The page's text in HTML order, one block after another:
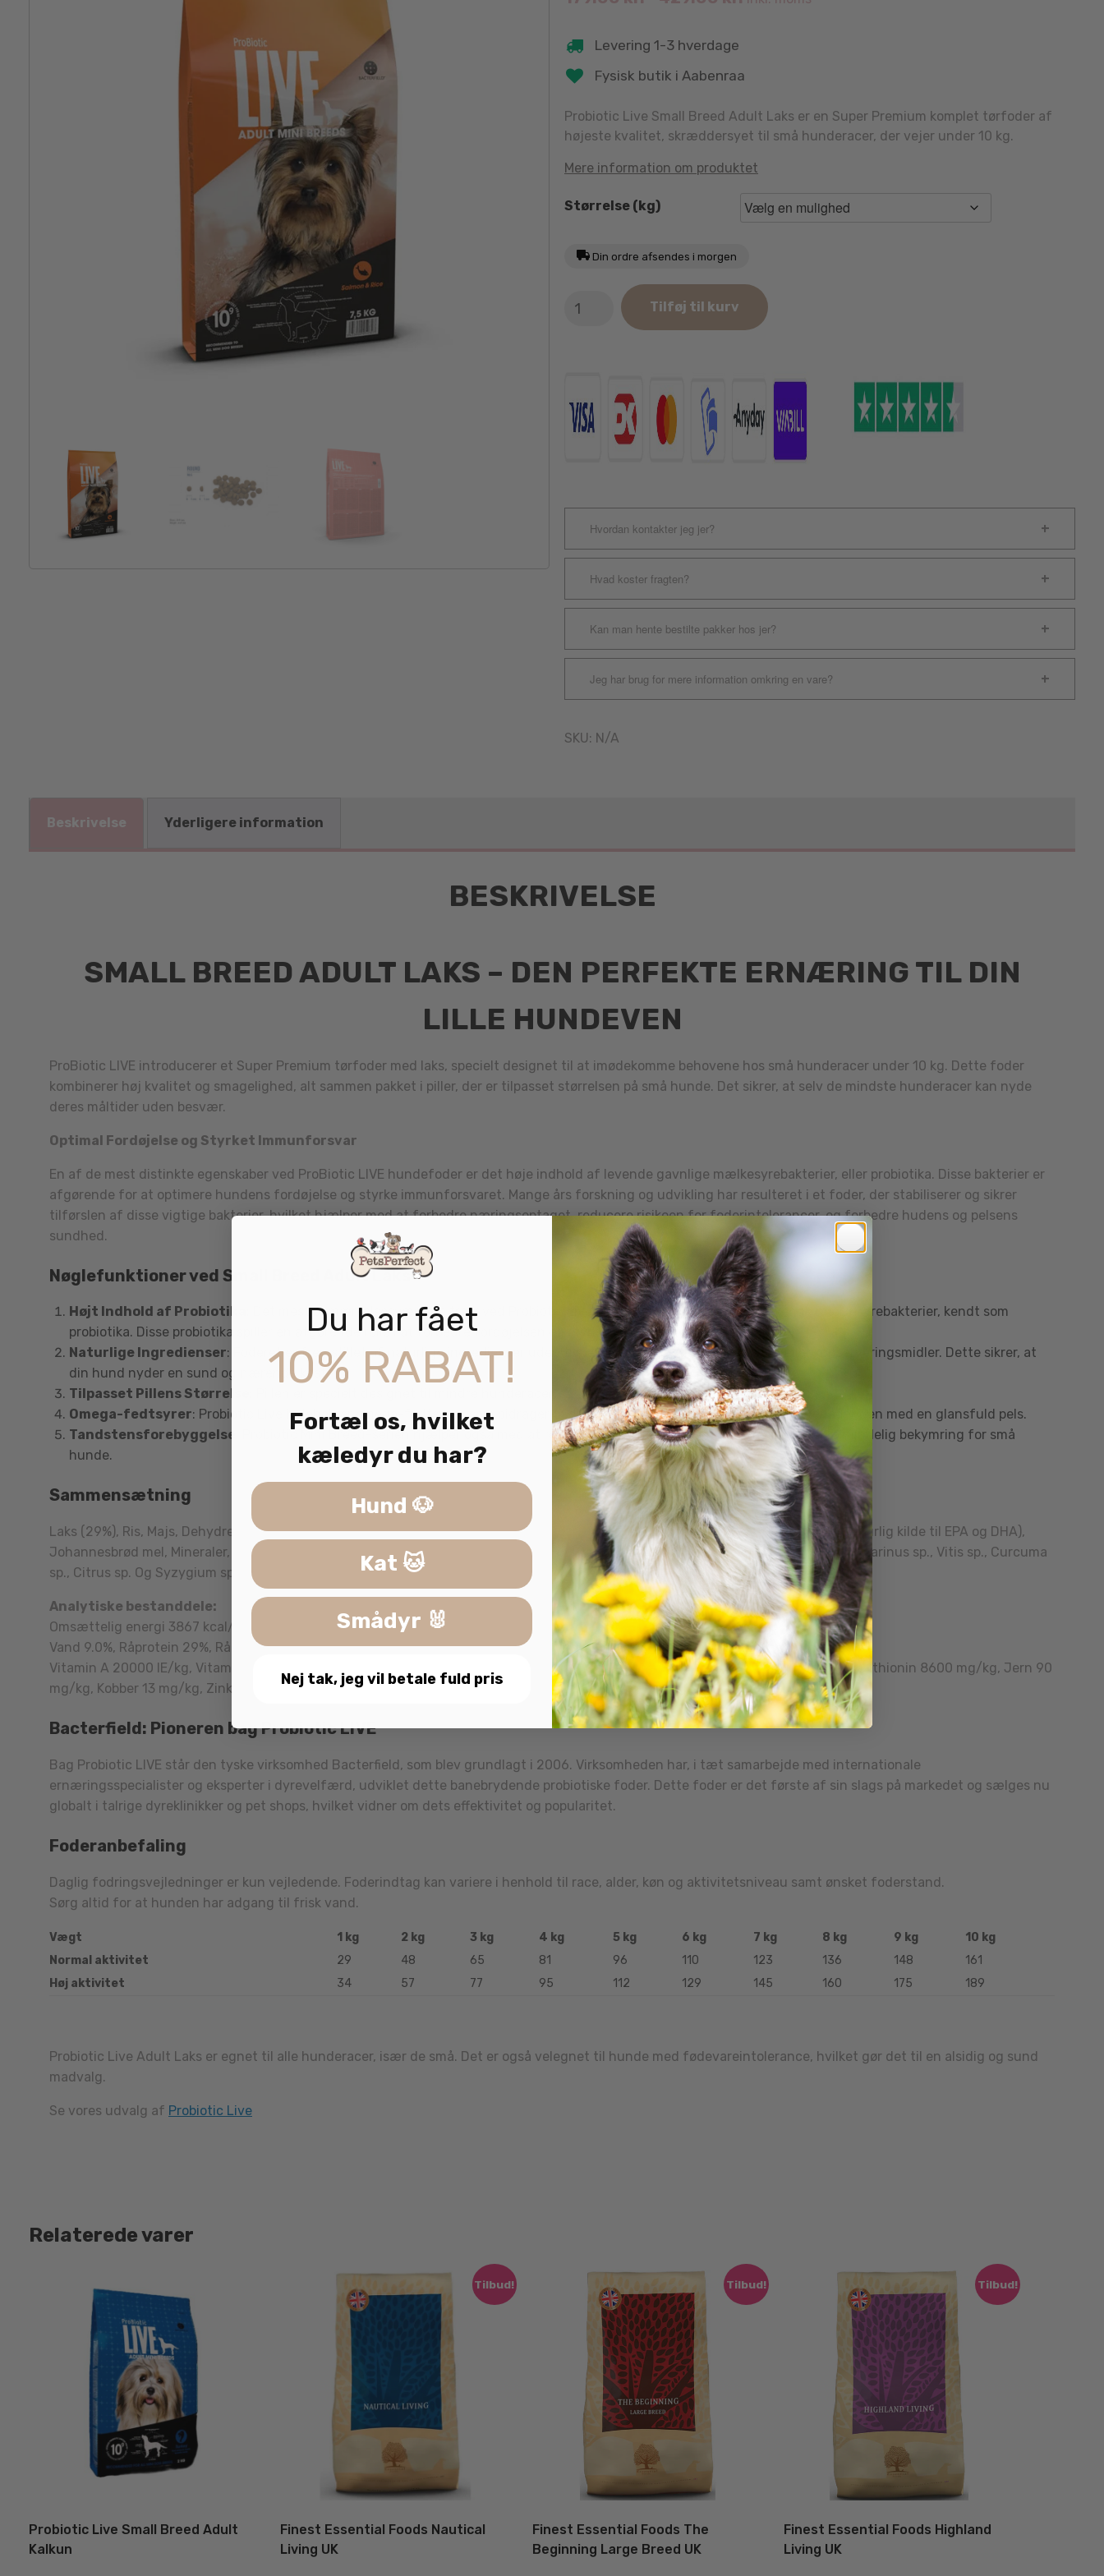
Levering 1-3 hverdage
Fysisk butik i Aabenraa
Probiotic Live Small Breed Adult Laks er en Super Premium komplet tørfoder af
højeste kvalitet, skræddersyet til små hunderacer, der vejer under 10 kg.
Mere information om produktet
Størrelse (kg)
Din ordre afsendes i morgen
Live
Tilføj til kurv
Hvordan kontakter jeg jer?
Hvad koster fragten?
Kan man hente bestilte pakker hos jer?
Jeg har brug for mere information omkring en vare?
SKU: N/A
Beskrivelse Yderligere information
BESKRIVELSE
SMALL BREED ADULT LAKS – DEN PERFEKTE ERNÆRING TIL DIN
LILLE HUNDEVEN
ProBiotic LIVE introducerer et Super Premium tørfoder med laks, specielt designet til at imødekomme behovene hos små hunderacer under 10 kg. Dette foder
kombinerer høj kvalitet og smagelighed, alt sammen pakket i piller, der er tilpasset størrelsen på små hunde. Det sikrer, at selv de mindste hunderacer kan nyde
deres måltider uden besvær.
Optimal Fordøjelse og Styrket Immunforsvar
En af de mest distinkte egenskaber ved ProBiotic LIVE hundefoder er det høje indhold af levende gavnlige mælkesyrebakterier, eller probiotika. Disse bakterier er
afgørende for at optimere hundens fordøjelse og styrke immunforsvaret. Mange års forskning og udvikling har resulteret i et foder, der stabiliserer og sikrer
tilførslen af disse vigtige bakterier, hvilket hjælper med at forbedre næringsoptaget, reducere risikoen for foderintolerancer, og forbedre hudens og pelsens
sundhed.
Nøglefunktioner ved Small Breed Adult Laks
Højt Indhold af Probiotika
: Det mest bemærkelsesværdige træk ved Probiotic Live er dets rigdom af gavnlige levende mælkesyrebakterier, kendt som
probiotika. Disse probiotika spiller en afgørende rolle i at forbedre fordøjelsen og styrke immunsystemet hos din hund.
Naturlige Ingredienser: Foderet er fremstillet af naturlige ingredienser uden tilsætning af kunstige farvestoffer eller konserveringsmidler. Dette sikrer, at
din hund nyder en sund og nærende kost.
Tilpasset Pillens Størrelse
: Pillen er specielt designet til mindre hunderacer, så den er nem at spise og fordøje.
Omega-fedtsyrer: Probiotic Live indeholder omega-fedtsyrer, som bidrager til din hunds hud- og pels sundhed og efterlader den med en glansfuld pels.
Tandstensforebyggelse
: Probiotic Mini Breed-serien hjælper også med at reducere dannelsen af tandsten, hvilket er en almindelig bekymring for små
hunde.
Sammensætning
Laks (29%), Ris, Majs, Dehydreret kylling, Animalsk fedt (kylling), Majsgluten, Hydrolyseret kyllingeprotein, Roefibre, Lakseolie (en naturlig kilde til EPA og DHA),
Johannesbrød mel, Mineraler, Bryggeritørgær, Hørfrø, Inulin, STPP (Sodium-tripolyphosphat), Planteekstrakt: Yucca schidigera, Rosmarinus sp., Vitis sp., Curcuma
sp., Citrus sp. Og Syzygium sp.
Analytiske bestanddele:
Omsættelig energi 3867 kcal/kg.
Vand 9.0%, Råprotein 29%, Råfedt 16%, Råaske 6.5%, Træstof 2.5%. Calcium 1.2%, Fosfor 0.9%. Omega 6 3.8%, Omega 3 0.9%.
Vitamin A 20000 IE/kg, Vitamin D3 2000 IE/kg, Vitamin E (alfa-tokoferol) 150 mg/kg. L-Carnitin 50 mg/kg, Taurin 1000 mg/kg, DL-methionin 8600 mg/kg, Jern 90
mg/kg, Kobber 13 mg/kg, Zink 100 mg/kg, Mangan 40 mg/kg, Jod 1.5 mg/kg, Selen 0.2 mg/kg, Enterococcus faecium 1×109CFU/kg.
Bacterfield: Pioneren bag Probiotic LIVE
Bag Probiotic LIVE står den tyske virksomhed Bacterfield, som blev grundlagt i 2006. Virksomheden har, i tæt samarbejde med internationale
ernæringsspecialister og eksperter i dyrevelfærd, udviklet dette banebrydende probiotiske foder. Dette foder er det første af sin slags på markedet og sælges nu
globalt i talrige dyreklinikker og pet shops, hvilket vidner om dets effektivitet og popularitet.
Foderanbefaling
Daglig fodringsvejledninger er kun vejledende. Foderindtag kan variere i henhold til race, alder, køn og aktivitetsniveau samt ønsket foderstand.
Sørg altid for at hunden har adgang til frisk vand.
Vægt 1 kg 2 kg 3 kg 4 kg 5 kg 6 kg 7 kg 8 kg 9 kg
10 kg
Normal aktivitet
29 48 65 81 96 110 123 136 148
161
Høj aktivitet
34 57 77 95 112 129 145 160 175 189
Probiotic Live Adult Laks er egnet til alle hunderacer, især de små. Det er også velegnet til hunde med fødevareintolerance, hvilket gør det til en alsidig og sund
madvalg.
Se vores udvalg af Probiotic Live
Relaterede varer
Probiotic Live Small Breed Adult
Kalkun
Tilbud!
Finest Essential Foods Nautical
Living UK
Tilbud!
Finest Essential Foods The
Beginning Large Breed UK
Tilbud!
Finest Essential Foods Highland
Living UK
Du har fået
10% RABAT!
Fortæl os, hvilket
kæledyr du har?
Hund 🐶
Kat 🐱
Smådyr 🐰
Nej tak, jeg vil betale fuld pris